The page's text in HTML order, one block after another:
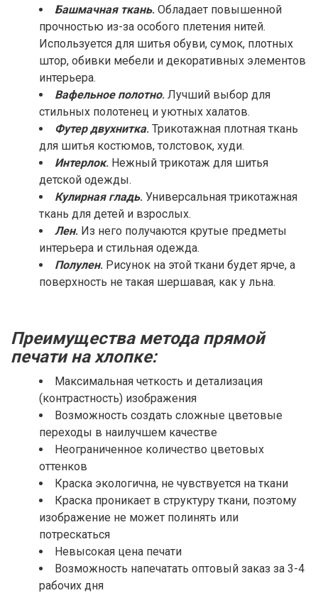
Башмачная ткань. Обладает повышенной
прочностью из-за особого плетения нитей.
Используется для шитья обуви, сумок, плотных
штор, обивки мебели и декоративных элементов
интерьера.
Вафельное полотно. Лучший выбор для
стильных полотенец и уютных халатов.
Футер двухнитка. Трикотажная плотная ткань
для шитья костюмов, толстовок, худи.
Интерлок. Нежный трикотаж для шитья
детской одежды.
Кулирная гладь. Универсальная трикотажная
ткань для детей и взрослых.
Лен. Из него получаются крутые предметы
интерьера и стильная одежда.
Полулен. Рисунок на этой ткани будет ярче, а
поверхность не такая шершавая, как у льна.
Преимущества метода прямой
печати на хлопке:
Максимальная четкость и детализация
(контрастность) изображения
Возможность создать сложные цветовые
переходы в наилучшем качестве
Неограниченное количество цветовых
оттенков
Краска экологична, не чувствуется на ткани
Краска проникает в структуру ткани, поэтому
изображение не может полинять или
потрескаться
Невысокая цена печати
Возможность напечатать оптовый заказ за 3-4
рабочих дня